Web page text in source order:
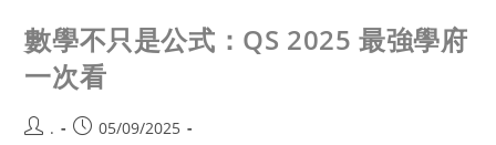
數學不只是公式：QS 2025 最強學府
一次看
.
05/09/2025